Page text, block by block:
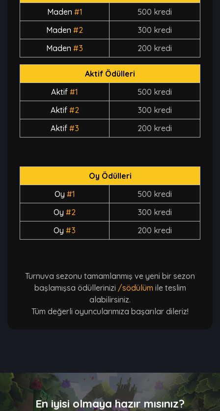
Maden #1
500 kredi
Maden #2
300 kredi
Maden #3 200 kredi
Aktif Ödülleri
Aktif #1
500 kredi
Aktif#2
300 kredi
Aktif#3 200 kredi
Oy Ödülleri
Oy #1
500 kredi
Oy #2
300 kredi
Oy #3 200 kredi
Turnuva sezonu tamamlanmış ve yeni bir sezon
başlamışsa ödüllerinizi /södülüm ile teslim
alabilirsiniz.
Tüm değerli oyuncularımıza başarılar dileriz!
En iyisi olmaya hazır mısınız?